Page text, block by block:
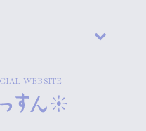
WEBSITE